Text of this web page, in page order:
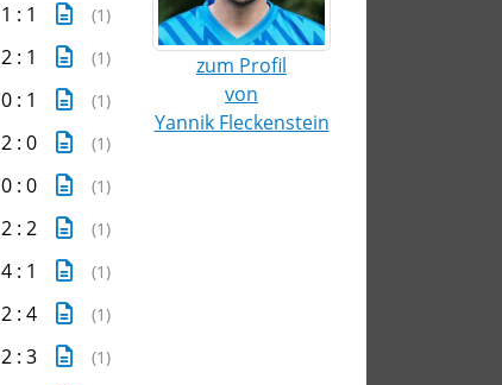
zum Profil
von
Yannik Fleckenstein
1 : 1 (1)
2 : 1 (1)
0 : 1 (1)
2 : 0 (1)
0 : 0 (1)
2 : 2 (1)
4 : 1 (1)
2 : 4 (1)
2 : 3 (1)